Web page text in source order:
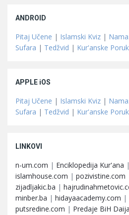
ANDROID
Pitaj Učene | Islamski Kviz |
Sufara | Tedžvid | Kur'anske
APPLE iOS
Pitaj Učene | Islamski Kviz |
Sufara | Tedžvid | Kur'anske
LINKOVI
n-um.com | Enciklopedija Kur'ana |
islamhouse.com | pozivistine.com
zijadljakic.ba |
minber.ba | hidayaacademy.com |
putsredine.com | Predaje BiH Daija